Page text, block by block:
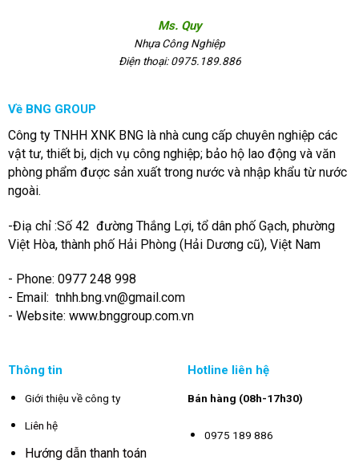
Ms. Quy
Nhựa Công Nghiệp
Điện thoại: 0975.189.886
Về BNG GROUP
Công ty TNHH XNK BNG là nhà cung cấp chuyên nghiệp các
vật tư, thiết bị, dịch vụ công nghiệp; bảo hộ lao động và văn
phòng phẩm được sản xuất trong nước và nhập khẩu từ nước
ngoài.
-Điạ chỉ :Số 42 đường Thắng Lợi, tổ dân phố Gạch, phường
Việt Hòa, thành phố Hải Phòng (Hải Dương cũ), Việt Nam
- Phone: 0977 248 998
- Email: tnhh.bng.vn@gmail.com
- Website: www.bnggroup.com.vn
Thông tin
Giới thiệu về công ty
Liên hệ
Hướng dẫn thanh toán
Hotline liên hệ
Bán hàng (08h-17h30)
0975 189 886